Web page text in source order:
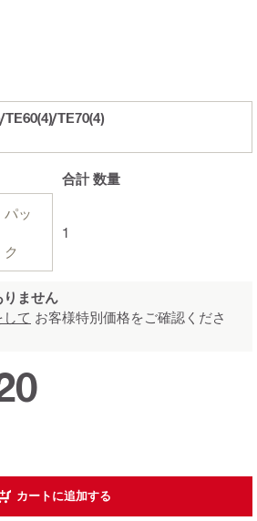
TE70(4)
パッ
ク
合計数量
1
りません
て お客様特別価格をご確認くださ
カートに追加する